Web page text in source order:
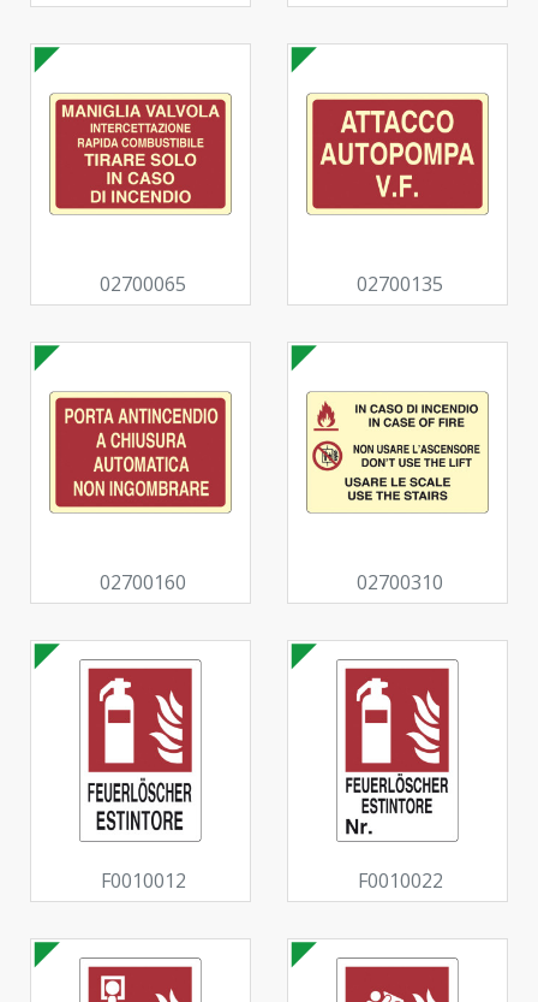
02700065 02700135
02700160 02700310
F0010012 F0010022